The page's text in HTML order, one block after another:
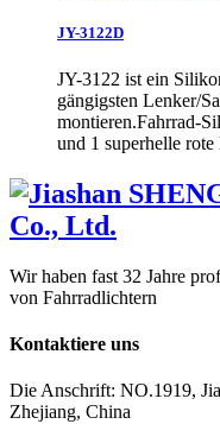
JY-3122D
JY-3122 ist ein
gängigsten Lenker/
montieren.Fahrrad-
und 1 superhelle
Wir haben fast 32 Jahre
von Fahrradlichtern
Kontaktiere uns
Die Anschrift: NO.1919,
Zhejiang, China